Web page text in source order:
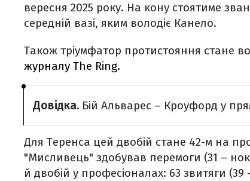
вересня 2025 року. На кону стоятиме
середній вазі, яким володіє Канело.
Також тріумфатор протистояння стане
журналу The Ring.
Довідка. Бій Альварес – Кроуфорд у
Для Теренса цей двобій стане 42-м на
"Мисливець" здобував перемоги (31 –
й двобій у професіоналах: 63 звитяги